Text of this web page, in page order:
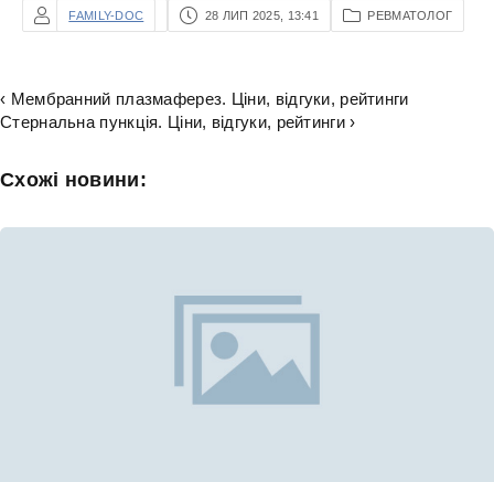
FAMILY-DOC 28 ЛИП 2025, 13:41 РЕВМАТОЛОГ
‹ Мембранний плазмаферез. Ціни, відгуки, рейтинги
Стернальна пункція. Ціни, відгуки, рейтинги ›
Схожі новини: